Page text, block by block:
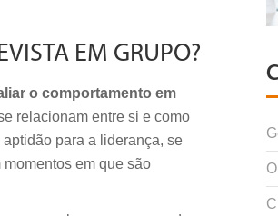
EM GRUPO?
o comportamento em
relacionam entre si e como
para a liderança, se
em que são